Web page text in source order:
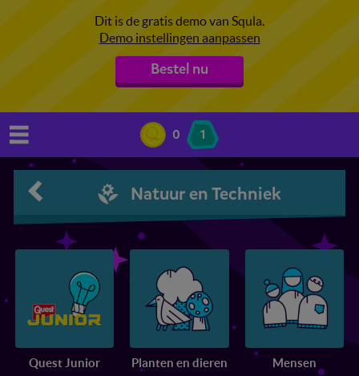
Dit is de gratis demo van Squla.
Demo instellingen aanpassen
Bestel nu
0 1
Natuur en Techniek
Quest Junior Planten en dieren Mensen